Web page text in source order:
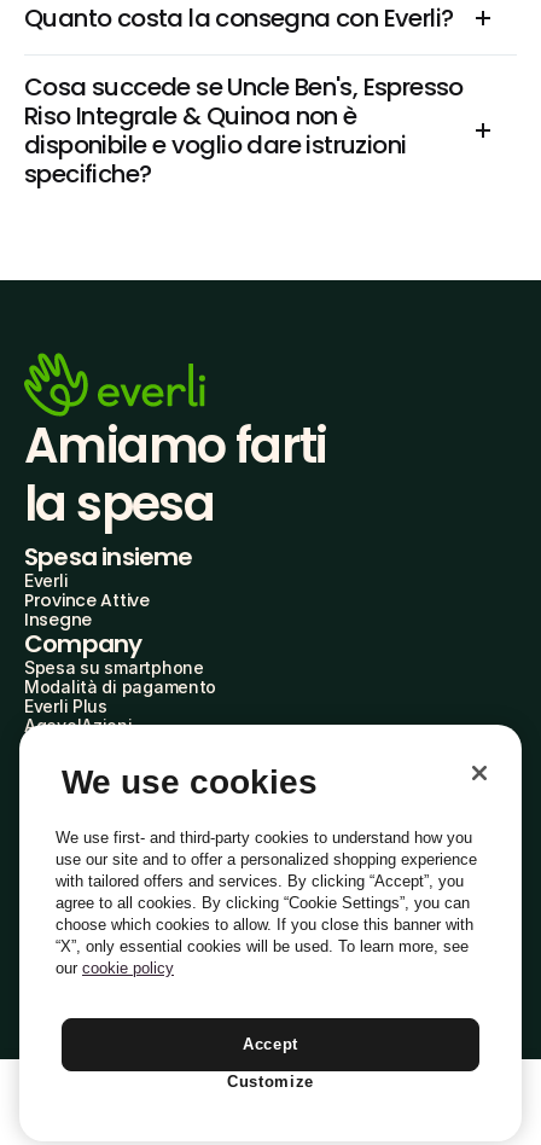
Quanto costa la consegna con Everli?
Cosa succede se Uncle Ben's, Espresso
Riso Integrale & Quinoa non è
disponibile e voglio dare istruzioni
specifiche?
Amiamo farti
la spesa
Spesa insieme
Everli
Province Attive
Insegne
Company
Spesa su smartphone
Modalità di pagamento
Everli Plus
AgevolAzioni
Everli Shoppers
Scopri chi siamo
Domande frequenti
Lavora con noi
Diventa Shopper
Investitori
PrivacyCookiePreferenze Cookie
Termini e Condizioni
Italiano
We use cookies
We use first- and third-party cookies to understand how you
use our site and to offer a personalized shopping experience
with tailored offers and services. By clicking “Accept”, you
agree to all cookies. By clicking “Cookie Settings”, you can
choose which cookies to allow. If you close this banner with
“X”, only essential cookies will be used. To learn more, see
our cookie policy
Accept
Customize